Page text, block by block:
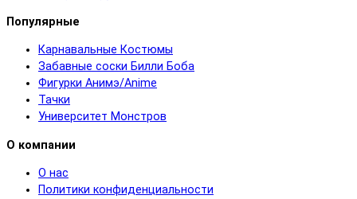
Популярные
Карнавальные Костюмы
Забавные соски Билли Боба
Фигурки Анимэ/Anime
Тачки
Университет Монстров
О компании
О нас
Политики конфиденциальности